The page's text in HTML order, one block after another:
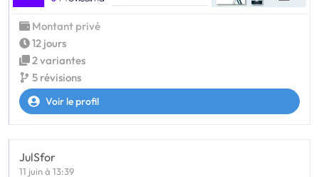
Montant privé
12 jours
2 variantes
5 révisions
Voir le profil
JulSfor
11 juin à 13:39